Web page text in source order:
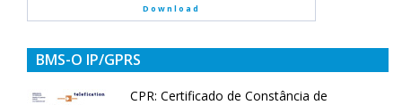
Download
BMS-O IP/GPRS
CPR: Certificado de Constância de